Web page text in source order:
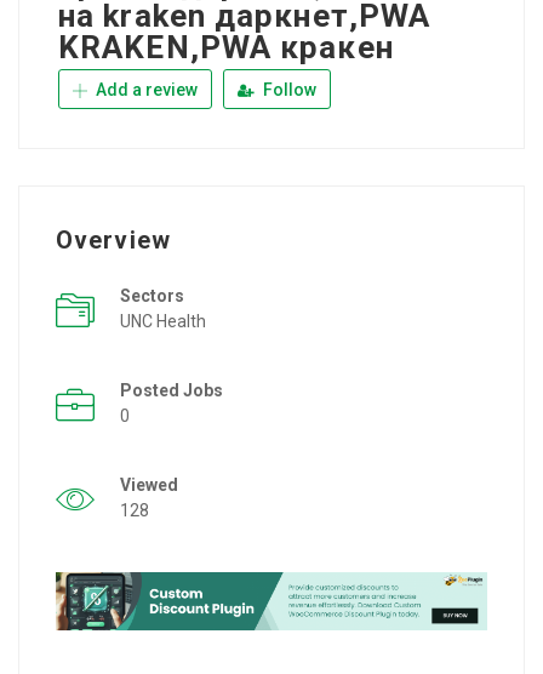
на kraken даркнет,PWA
KRAKEN,PWA кракен
Add a review Follow
Overview
Sectors
UNC Health
Posted Jobs
0
Viewed
128